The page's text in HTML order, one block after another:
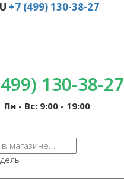
+7 (499) 130-38-27
130-38-27
Пн - Вс: 9:00 - 19:00